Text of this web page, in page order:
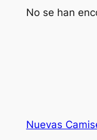
No se han
Nuevas